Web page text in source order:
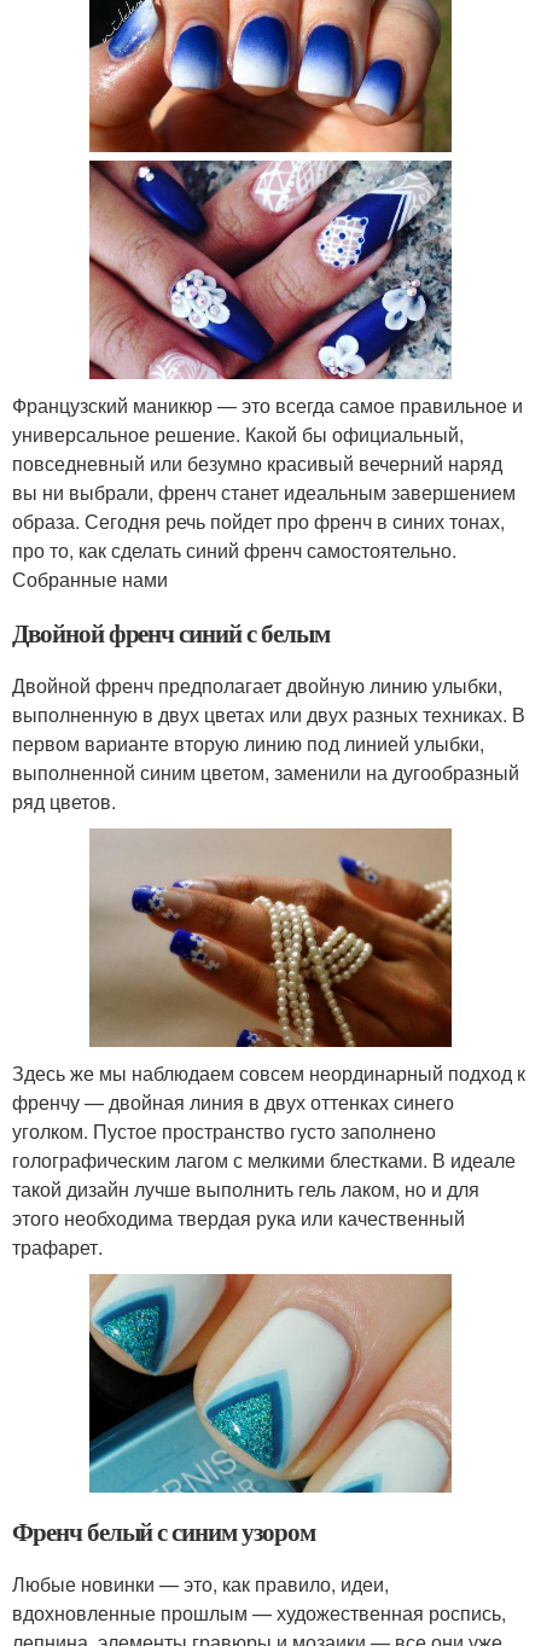
Французский маникюр — это всегда самое правильное и
универсальное решение. Какой бы официальный,
повседневный или безумно красивый вечерний наряд
вы ни выбрали, френч станет идеальным завершением
образа. Сегодня речь пойдет про френч в синих тонах,
про то, как сделать синий френч самостоятельно.
Собранные нами
Двойной френч синий с белым
Двойной френч предполагает двойную линию улыбки,
выполненную в двух цветах или двух разных техниках. В
первом варианте вторую линию под линией улыбки,
выполненной синим цветом, заменили на дугообразный
ряд цветов.
Здесь же мы наблюдаем совсем неординарный подход к
френчу — двойная линия в двух оттенках синего
уголком. Пустое пространство густо заполнено
голографическим лагом с мелкими блестками. В идеале
такой дизайн лучше выполнить гель лаком, но и для
этого необходима твердая рука или качественный
трафарет.
Френч белый с синим узором
Любые новинки — это, как правило, идеи,
вдохновленные прошлым — художественная роспись,